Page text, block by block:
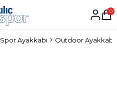
0
Spor Ayakkabı Outdoor Ayakkabı